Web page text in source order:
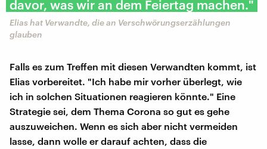
davor, was wir an dem Feiertag machen."
Elias hat Verwandte, die an Verschwörungserzählungen
glauben
Falls es zum Treffen mit diesen Verwandten kommt, ist
Elias vorbereitet. "Ich habe mir vorher überlegt, wie
ich in solchen Situationen reagieren könnte." Eine
Strategie sei, dem Thema Corona so gut es gehe
auszuweichen. Wenn es sich aber nicht vermeiden
lasse, dann wolle er darauf achten, dass die